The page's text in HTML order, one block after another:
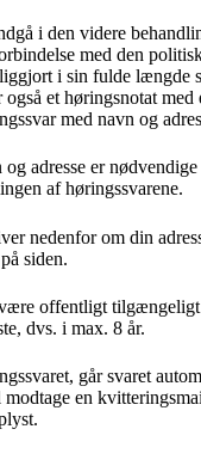
i den videre
med den
i sin fulde længde
et høringsnotat med
med navn og
adresse er
af høringssvarene.
nedenfor om din
siden.
offentligt
dvs. i max. 8 år.
går svaret
en